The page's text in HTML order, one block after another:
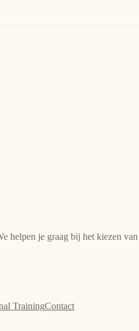
helpen je graag bij het kiezen
TrainingContact